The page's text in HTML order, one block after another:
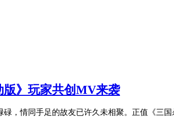
版》玩家共创MV来袭
，情同手足的故友已许久未相聚。正值《三